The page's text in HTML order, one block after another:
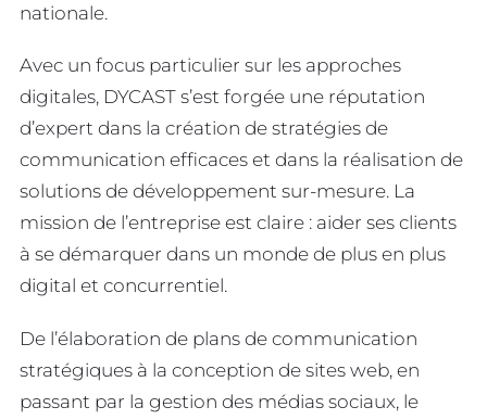
nationale.
Avec un focus particulier sur les approches
digitales, DYCAST s’est forgée une réputation
d’expert dans la création de stratégies de
communication efficaces et dans la réalisation de
solutions de développement sur-mesure. La
mission de l’entreprise est claire : aider ses clients
à se démarquer dans un monde de plus en plus
digital et concurrentiel.
De l’élaboration de plans de communication
stratégiques à la conception de sites web, en
passant par la gestion des médias sociaux, le